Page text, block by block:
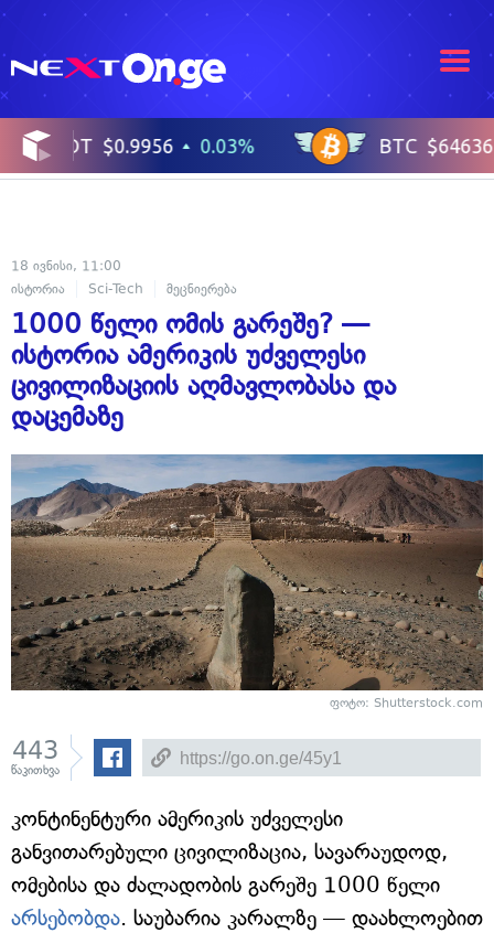
18 ივნისი, 11:00
ისტორია
Sci-Tech მეცნიერება
1000 წელი ომის გარეშე? —
ისტორია ამერიკის უძველესი
ცივილიზაციის აღმავლობასა და
დაცემაზე
ფოტო: Shutterstock.com
443
წაკითხვა
კონტინენტური ამერიკის უძველესი
განვითარებული ცივილიზაცია, სავარაუდოდ,
ომებისა და ძალადობის გარეშე 1000 წელი
არსებობდა. საუბარია კარალზე — დაახლოებით